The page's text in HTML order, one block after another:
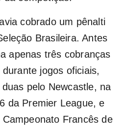
cobrado um pênalti
Brasileira. Antes
apenas três cobranças
jogos oficiais,
pelo Newcastle, na
da Premier League, e
Francês de